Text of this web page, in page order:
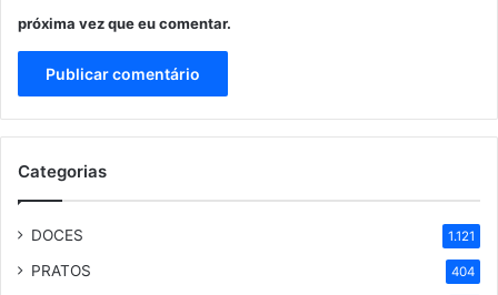
próxima vez que eu comentar.
Categorias
DOCES 1.121
PRATOS 404